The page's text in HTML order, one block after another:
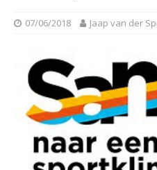
07/06/2018 Jaap van der